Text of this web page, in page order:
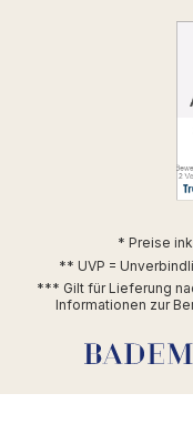
* Preise
** UVP =
*** Gilt für Lieferung
Informationen zur